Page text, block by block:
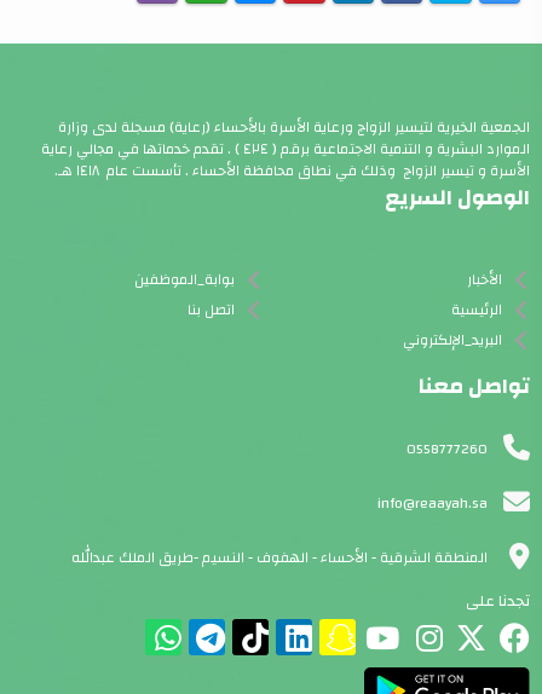
الجمعية الخيرية لتيسير الزواج ورعاية الأسرة بالأحساء (رعاية) مسجلة لدى وزارة
الموارد البشرية و التنمية الاجتماعية برقم ( ٤٢٤ ) . تقدم خدماتها في مجالي رعاية
الأسرة و تيسير الزواج وذلك في نطاق محافظة الأحساء . تأسست عام ١٤١٨ هـ.
الوصول السريع
الأخبار
الرئيسية
البريد_الإلكتروني
بوابة_الموظفين
اتصل بنا
تواصل معنا
0558777260
info@reaayah.sa
المنطقة الشرقية - الأحساء - الهفوف - النسيم -طريق الملك عبدالله
تجدنا على